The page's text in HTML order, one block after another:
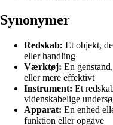
Synonymer
Redskab: Et objekt,
eller handling
Værktøj: En
eller mere effektivt
Instrument: Et
videnskabelige
Apparat: En enhed
funktion eller opgave